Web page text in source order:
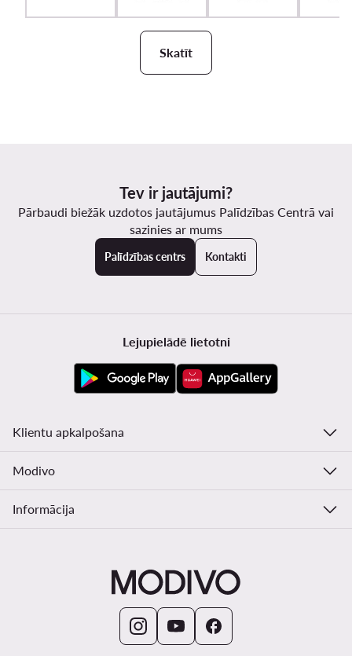
Skatīt
Tev ir jautājumi?
Pārbaudi biežāk uzdotos jautājumus Palīdzības Centrā vai
sazinies ar mums
Palīdzības centrs Kontakti
Lejupielādē lietotni
Klientu apkalpošana
Modivo
Informācija